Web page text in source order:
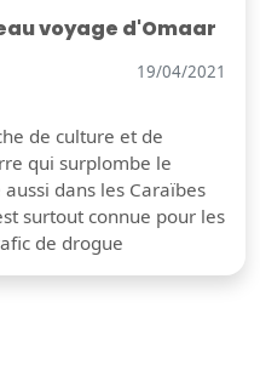
voyage d'Omaar
19/04/2021
de culture et de
qui surplombe le
dans les Caraïbes
surtout connue pour les
de drogue